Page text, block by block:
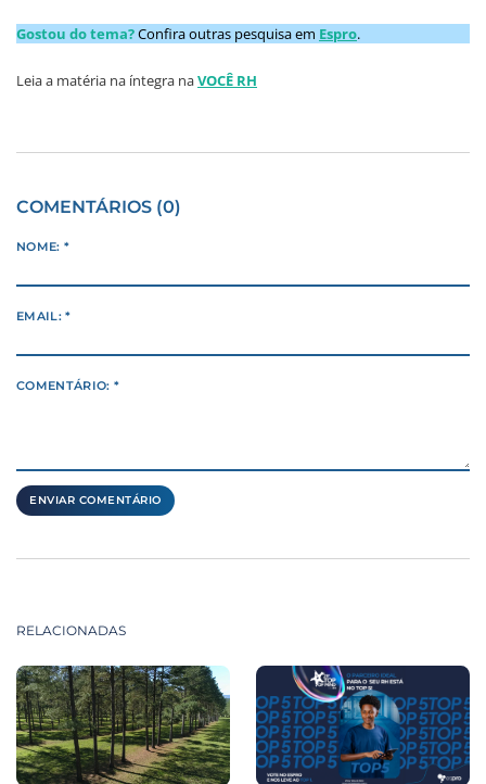
Gostou do tema?Confira outras pesquisa em Espro.
Leia a matéria na íntegra naVOCÊ RH
COMENTÁRIOS (0)
NOME: *
EMAIL: *
COMENTÁRIO: *
RELACIONADAS